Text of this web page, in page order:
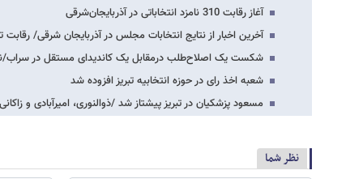
آغاز رقابت 310 نامزد انتخاباتی در آذربایجان‌شرقی
آخرین اخبار از نتایج انتخابات مجلس در آذربایجان شرقی/ رقابت
شکست یک اصلاح‌طلب درمقابل یک کاندیدای مستقل در سراب/
شعبه اخذ رای در حوزه انتخابیه تبریز افزوده شد
مسعود پزشکیان در تبریز پیشتاز شد /ذوالنوری، امیرآبادی و
نظر شما